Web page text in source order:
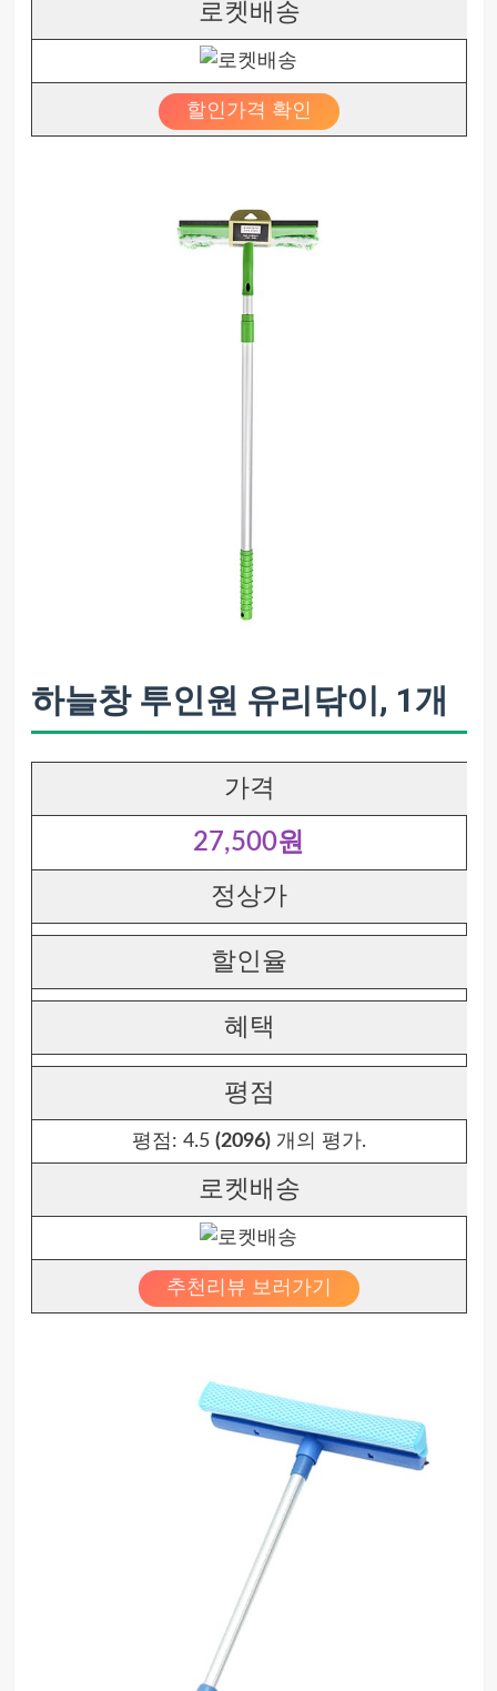
로켓배송
할인가격 확인
하늘창 투인원 유리닦이, 1개
가격
27,500원
정상가
할인율
혜택
평점
평점: 4.5 (2096)개의 평가.
로켓배송
추천리뷰 보러가기